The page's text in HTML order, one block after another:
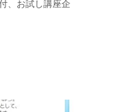
、お試し講座企